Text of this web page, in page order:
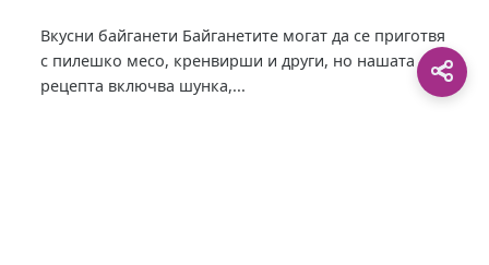
Вкусни байганети Байганетите могат да се приготвя
с пилешко месо, кренвирши и други, но нашата
рецепта включва шунка,...